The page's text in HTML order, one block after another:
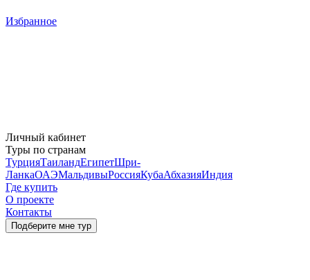
Избранное
Личный кабинет
Туры по странам
ТурцияТаиландЕгипетШри-
ЛанкаОАЭМальдивыРоссияКубаАбхазияИндия
Где купить
О проекте
Контакты
Подберите мне тур